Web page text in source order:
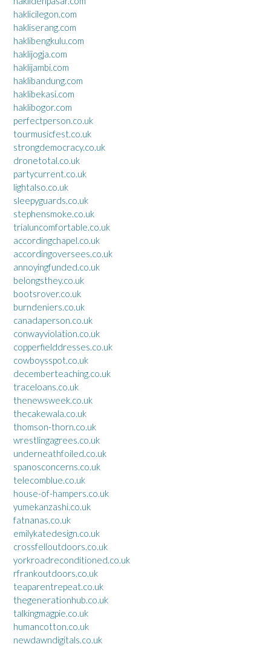
haklicilegon.com
hakliserang.com
haklibengkulu.com
haklijogja.com
haklijambi.com
haklibandung.com
haklibekasi.com
haklibogor.com
perfectperson.co.uk
tourmusicfest.co.uk
strongdemocracy.co.uk
dronetotal.co.uk
partycurrent.co.uk
lightalso.co.uk
sleepyguards.co.uk
stephensmoke.co.uk
trialuncomfortable.co.uk
accordingchapel.co.uk
accordingoversees.co.uk
annoyingfunded.co.uk
belongsthey.co.uk
bootsrover.co.uk
burndeniers.co.uk
canadaperson.co.uk
conwayviolation.co.uk
copperfielddresses.co.uk
cowboysspot.co.uk
decemberteaching.co.uk
traceloans.co.uk
thenewsweek.co.uk
thecakewala.co.uk
thomson-thorn.co.uk
wrestlingagrees.co.uk
underneathfoiled.co.uk
spanosconcerns.co.uk
telecomblue.co.uk
house-of-hampers.co.uk
yumekanzashi.co.uk
fatnanas.co.uk
emilykatedesign.co.uk
crossfelloutdoors.co.uk
yorkroadreconditioned.co.uk
rfrankoutdoors.co.uk
teaparentrepeat.co.uk
thegenerationhub.co.uk
talkingmagpie.co.uk
humancotton.co.uk
newdawndigitals.co.uk